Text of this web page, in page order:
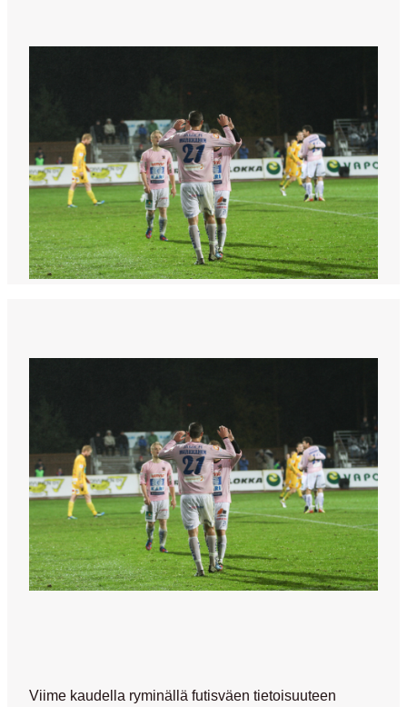
Viime kaudella ryminällä futisväen tietoisuuteen